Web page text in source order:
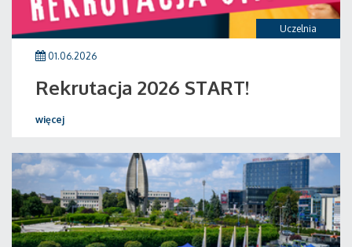
Uczelnia
01.06.2026
Rekrutacja 2026 START!
więcej